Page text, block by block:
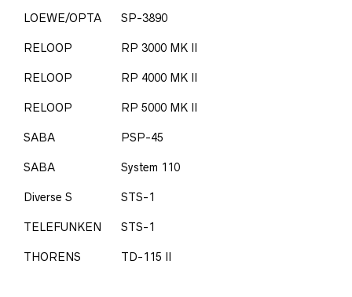
LOEWE/OPTA SP-3890
RELOOP RP 3000 MK II
RELOOP RP 4000 MK II
RELOOP RP 5000 MK II
SABA PSP-45
SABA System 110
Diverse S STS-1
TELEFUNKEN STS-1
THORENS TD-115 II